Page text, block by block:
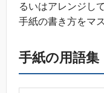
るいはアレンジし
手紙の書き方をマ
手紙の用語集